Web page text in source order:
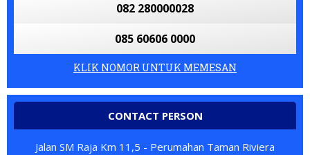
082 280000028
085 60606 0000
KLIK NOMOR UNTUK MEMESAN
CONTACT PERSON
Jalan SM Raja Km 11,5 - Perumahan Taman Riviera